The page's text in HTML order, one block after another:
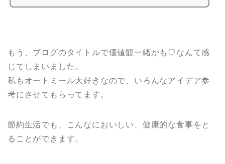
もう、ブログのタイトルで価値観一緒かも♡なんて感
じてしまいました。
私もオートミール大好きなので、いろんなアイデア参
考にさせてもらってます。
節約生活でも、こんなにおいしい、健康的な食事をと
ることができます。